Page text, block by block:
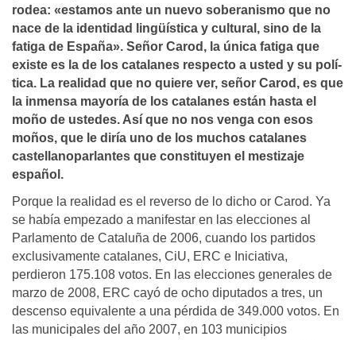
rodea: «estamos ante un nuevo soberanismo que no
nace de la identidad lingüí­stica y cultural, sino de la
fatiga de España». Señor Carod, la única fatiga que
existe es la de los catalanes respecto a usted y su polí­
tica. La realidad que no quiere ver, señor Carod, es que
la inmensa mayorí­a de los catalanes están hasta el
moño de ustedes. Así­ que no nos venga con esos
moños, que le dirí­a uno de los muchos catalanes
castellanoparlantes que constituyen el mestizaje
español.
Porque la realidad es el reverso de lo dicho or Carod. Ya
se había empezado a manifestar en las elecciones al
Parlamento de Cataluña de 2006, cuando los partidos
exclusivamente catalanes, CiU, ERC e Iniciativa,
perdieron 175.108 votos. En las elecciones generales de
marzo de 2008, ERC cayó de ocho diputados a tres, un
descenso equivalente a una pérdida de 349.000 votos. En
las municipales del año 2007, en 103 municipios